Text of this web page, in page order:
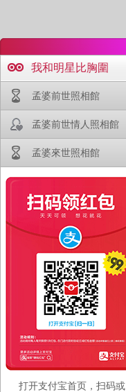
我和明星比胸圍
孟婆前世照相館
孟婆前世情人照相館
孟婆來世照相館
打开支付宝首页，扫码或